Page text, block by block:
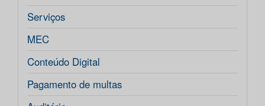
Serviços
MEC
Conteúdo Digital
Pagamento de multas